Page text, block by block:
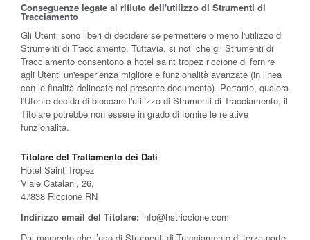
Conseguenze legate al rifiuto dell'utilizzo di Strumenti di
Tracciamento
Gli Utenti sono liberi di decidere se permettere o meno l'utilizzo di
Strumenti di Tracciamento. Tuttavia, si noti che gli Strumenti di
Tracciamento consentono a hotel saint tropez riccione di fornire
agli Utenti un'esperienza migliore e funzionalità avanzate (in linea
con le finalità delineate nel presente documento). Pertanto, qualora
l'Utente decida di bloccare l'utilizzo di Strumenti di Tracciamento, il
Titolare potrebbe non essere in grado di fornire le relative
funzionalità.
Titolare del Trattamento dei Dati
Hotel Saint Tropez
Viale Catalani, 26,
47838 Riccione RN
Indirizzo email del Titolare: info@hstriccione.com